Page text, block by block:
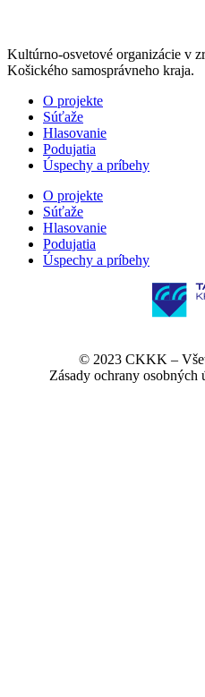
Kultúrno-osvetové organizácie v
Košického samosprávneho kraja.
O projekte
Súťaže
Hlasovanie
Podujatia
Úspechy a príbehy
O projekte
Súťaže
Hlasovanie
Podujatia
Úspechy a príbehy
© 2023 CKKK –
Zásady ochrany osobných